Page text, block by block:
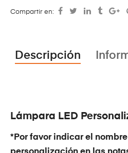
Compartir en:
Descripción
Lámpara LED
*Por favor indicar el